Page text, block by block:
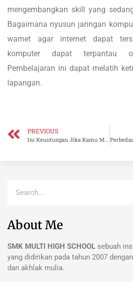
mengembangkan skill yang
Bagaimana nyusun jaringan
warnet agar internet dapat
komputer dapat terpantau
Pembelajaran ini dapat melatih
lapangan.
PREVIOUS
Ini Keuntungan Jika Kamu Memilih Melanjutkan di SMK
About Me
SMK MULTI HIGH SCHOOL sebuah
yang didirikan pada tahun 2007
dan akhlak mulia.